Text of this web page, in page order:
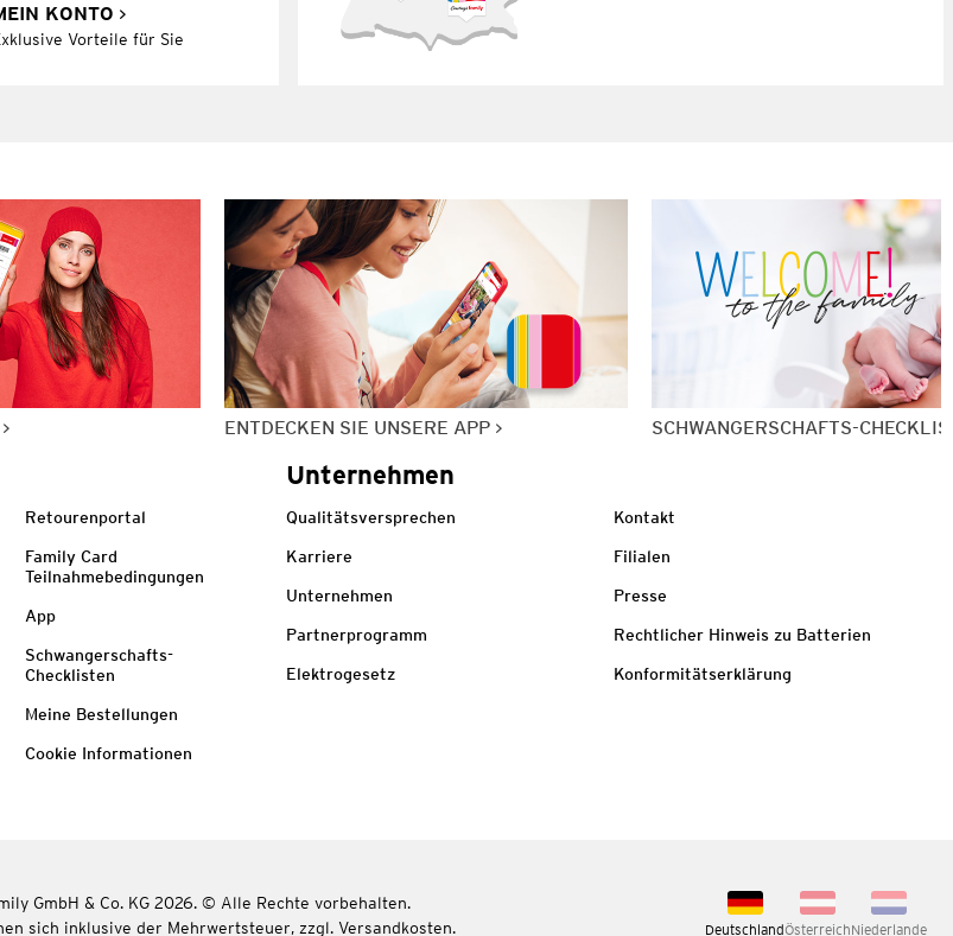
KONTO
Vorteile für Sie
ENTDECKEN SIE UNSERE APP SCHWANGERSCHAFTS-
Retourenportal
Family Card
Teilnahmebedingungen
App
Schwangerschafts-
Checklisten
Meine Bestellungen
Cookie Informationen
Unternehmen
Qualitätsversprechen Kontakt
Karriere Filialen
Unternehmen Presse
Partnerprogramm Rechtlicher Hinweis zu Batterien
Elektrogesetz Konformitätserklärung
GmbH & Co. KG 2026. © Alle Rechte vorbehalten.
sich inklusive der Mehrwertsteuer, zzgl. Versandkosten.
DeutschlandÖsterreichNiederlande